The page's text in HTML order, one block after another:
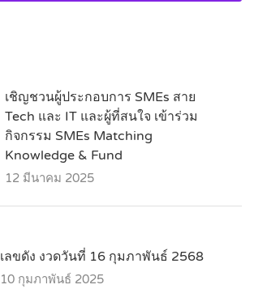
เชิญชวนผู้ประกอบการ SMEs สาย
Tech และ IT และผู้ที่สนใจ เข้าร่วม
กิจกรรม SMEs Matching
Knowledge & Fund
12 มีนาคม 2025
เลขดัง งวดวันที่ 16 กุมภาพันธ์ 2568
10 กุมภาพันธ์ 2025